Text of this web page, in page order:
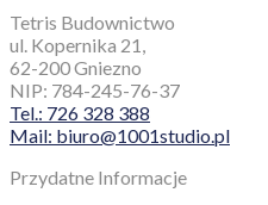
Tetris Budownictwo
ul. Kopernika 21,
62-200 Gniezno
NIP: 784-245-76-37
Tel.: 726 328 388
Mail: biuro@1001studio.pl
Przydatne Informacje